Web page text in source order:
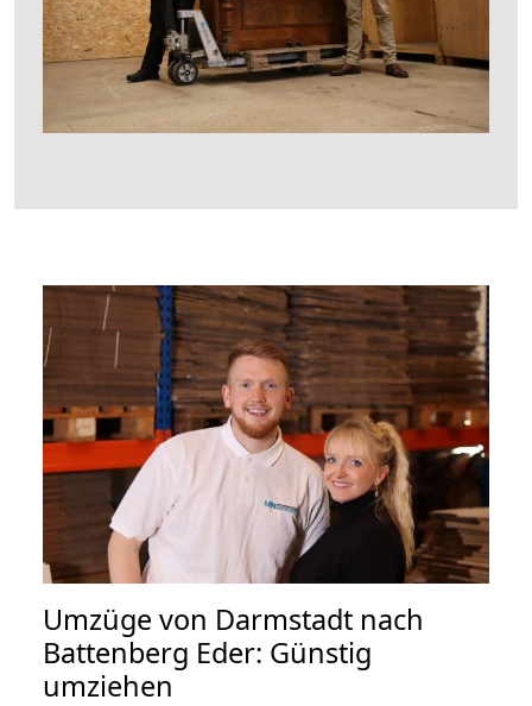
Umzüge von Darmstadt nach
Battenberg Eder: Günstig
umziehen